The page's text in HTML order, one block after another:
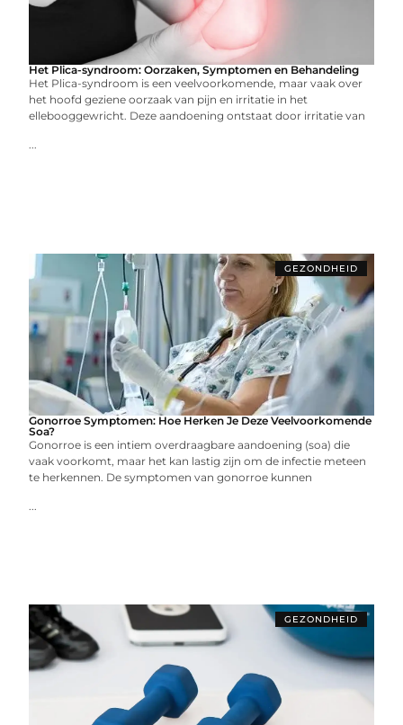
Het Plica-syndroom: Oorzaken, Symptomen en Behandeling
Het Plica-syndroom is een veelvoorkomende, maar vaak over
het hoofd geziene oorzaak van pijn en irritatie in het
ellebooggewricht. Deze aandoening ontstaat door irritatie van
...
GEZONDHEID
Gonorroe Symptomen: Hoe Herken Je Deze Veelvoorkomende
Soa?
Gonorroe is een intiem overdraagbare aandoening (soa) die
vaak voorkomt, maar het kan lastig zijn om de infectie meteen
te herkennen. De symptomen van gonorroe kunnen
...
GEZONDHEID